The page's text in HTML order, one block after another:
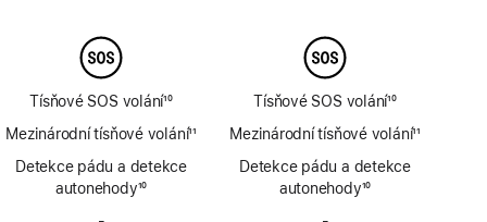
Tísňové SOS volání
Poznámka
10
Mezinárodní tísňové volání11
Detekce pádu a detekce
autonehody10
Tísňové SOS volání
Poznámka
10
Mezinárodní tísňové volání11
Detekce pádu a detekce
autonehody10